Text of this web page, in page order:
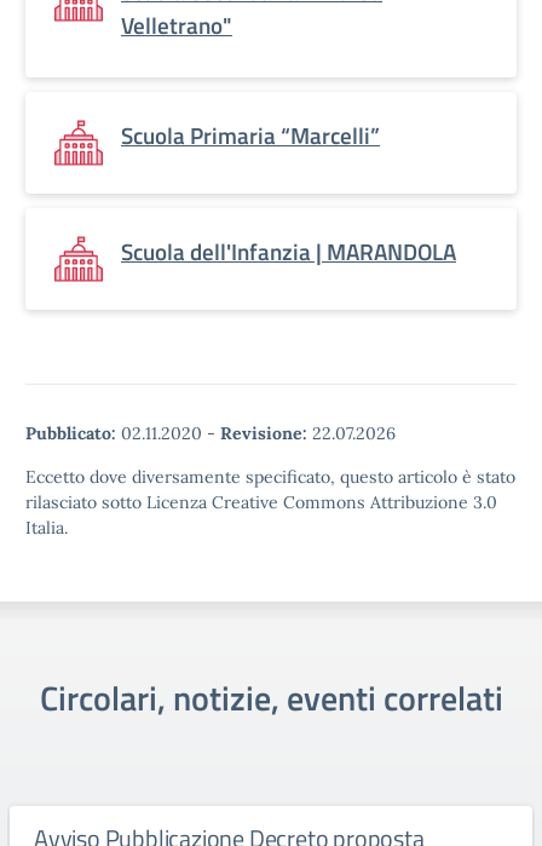
Velletrano"
Scuola Primaria “Marcelli”
Scuola dell'Infanzia | MARANDOLA
Pubblicato: 02.11.2020 - Revisione: 22.07.2026
Eccetto dove diversamente specificato, questo articolo è stato
rilasciato sotto Licenza Creative Commons Attribuzione 3.0
Italia.
Circolari, notizie, eventi correlati
Avviso Pubblicazione Decreto proposta